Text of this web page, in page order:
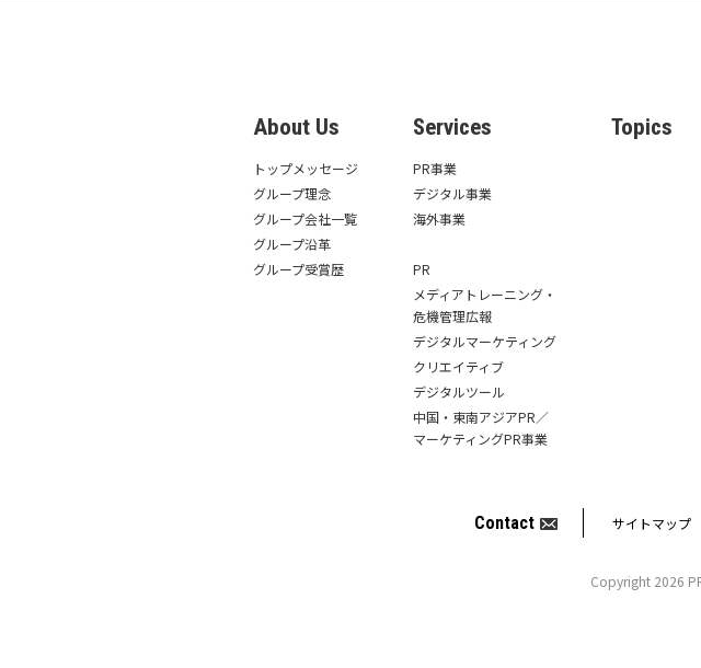
About Us
トップメッセージ
グループ理念
グループ会社一覧
グループ沿革
グループ受賞歴
Services
PR事業
デジタル事業
海外事業
PR
メディアトレーニング・
危機管理広報
デジタルマーケティング
クリエイティブ
デジタルツール
中国・東南アジアPR／
マーケティングPR事業
Topics
Contact サイトマップ
Copyright 2026